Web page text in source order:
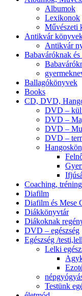
Albumok
Lexikonok
Művészeti
Antikvár
Antikvár
Babaváróknak
Ballagókönyvek
Books
CD, DVD,
DVD –
DVD –
DVD –
DVD –
Coaching,
Diafilm
Diafilm és Mese
Diákkönyvtár
Diákoknak
DVD – egészség
Egészség /
Lelki
Testünk